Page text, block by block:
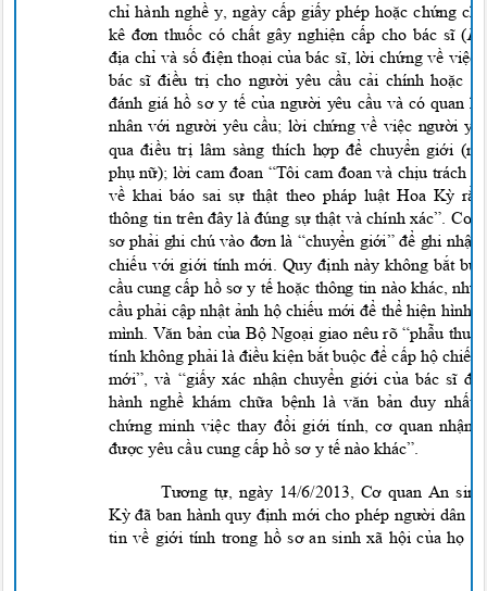
chỉ hành nghề y, ngày cấp giấy phép hoặc chứng
kê đơn thuốc có chất gây nghiện cấp cho bác sĩ (
địa chỉ và số điện thoại của bác sĩ, lời chứng về
bác sĩ điều trị cho người yêu cầu cải chính hoặc
đánh giá hồ sơ y tế của người yêu cầu và có quan
nhânvới người yêu cầu; lời chứng về việc người
qua điều trị lâm sàng thích hợp để chuyển giới
phụ nữ); lời cam đoan “Tôi cam đoan và chịu trách
về khai báo sai sự thật theo pháp luật Hoa Kỳ
thông tintrên đây là đúng sự thật và chính xác”. Cơ
sơ phải ghi chú vào đơn là “chuyển giới” để ghi nhận
chiếu với giới tính mới. Quy định này không bắt
cầu cung cấp hồ sơ y tế hoặc thông tin nào khác,
cầu phải cập nhật ảnh hộ chiếu mới để thể hiện hình
mình. Văn bản của Bộ Ngoại giao nêu rõ “phẫu
tính không phải là điều kiện bắt buộc để cấp hộ
mới”, và “giấy xác nhận chuyển giới của bác sĩ
hànhnghề khám chữa bệnh là văn bản duy
chứng minh việc thay đổi giới tính, cơ quan
được yêu cầu cung cấp hồ sơ y tế nào khác”.
Tương tự, ngày 14/6/2013, Cơ quan An
Kỳ đã ban hành quy định mới cho phép người dân
tin về giới tính trong hồ sơ an sinh xã hội của họ